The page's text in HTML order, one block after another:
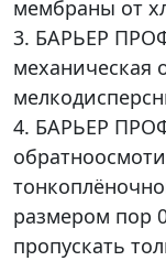
мембраны от
3. БАРЬЕР
механическая
4. БАРЬЕР
размером пор
пропускать